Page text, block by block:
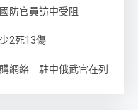
防官員訪中受阻
2死13傷
網絡 駐中俄武官在列